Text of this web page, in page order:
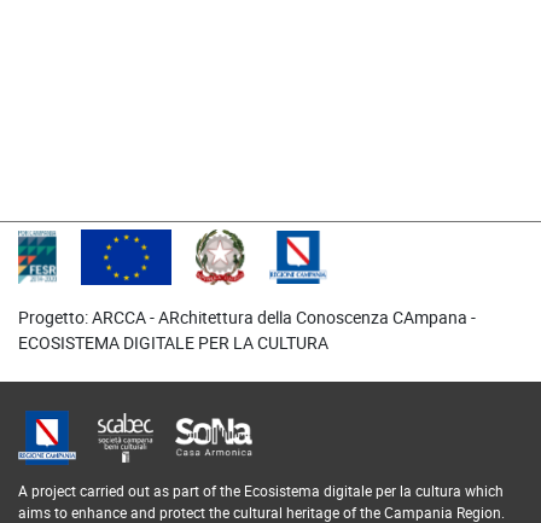
Progetto: ARCCA - ARchitettura della Conoscenza CAmpana -
ECOSISTEMA DIGITALE PER LA CULTURA
A project carried out as part of the Ecosistema digitale per la cultura which
aims to enhance and protect the cultural heritage of the Campania Region.